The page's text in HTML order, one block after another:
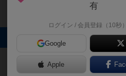
評価を付けることができます。また、ト
有
ログイン / 会員登録（10秒）
Google
Apple